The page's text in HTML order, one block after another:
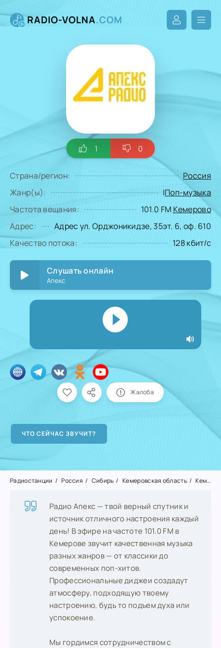
RADIO-VOLNA.COM
1 0
Страна/регион:
Россия
Жанр(ы):
|Поп-музыка
Частота вещания:
101.0 FM Кемерово
Адрес:
Адрес ул. Орджоникидзе, 35эт. 6, оф. 610
Качество потока:
128 кбит/с
Слушать онлайн
Апекс
Жалоба
Радиостанции Россия Сибирь Кемеровская область Кемерово
Радио Апекс — твой верный спутник и
источник отличного настроения каждый
день! В эфире на частоте 101.0 FM в
Кемерове звучит качественная музыка
разных жанров — от классики до
современных поп-хитов.
Профессиональные диджеи создадут
атмосферу, подходящую твоему
настроению, будь то подъем духа или
успокоение.
Мы гордимся сотрудничеством с